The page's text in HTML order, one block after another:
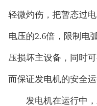
轻微灼伤，把暂态过
电压的2.6倍，限制电
压损坏主设备，同时
而保证发电机的安全运
发电机在运行中，